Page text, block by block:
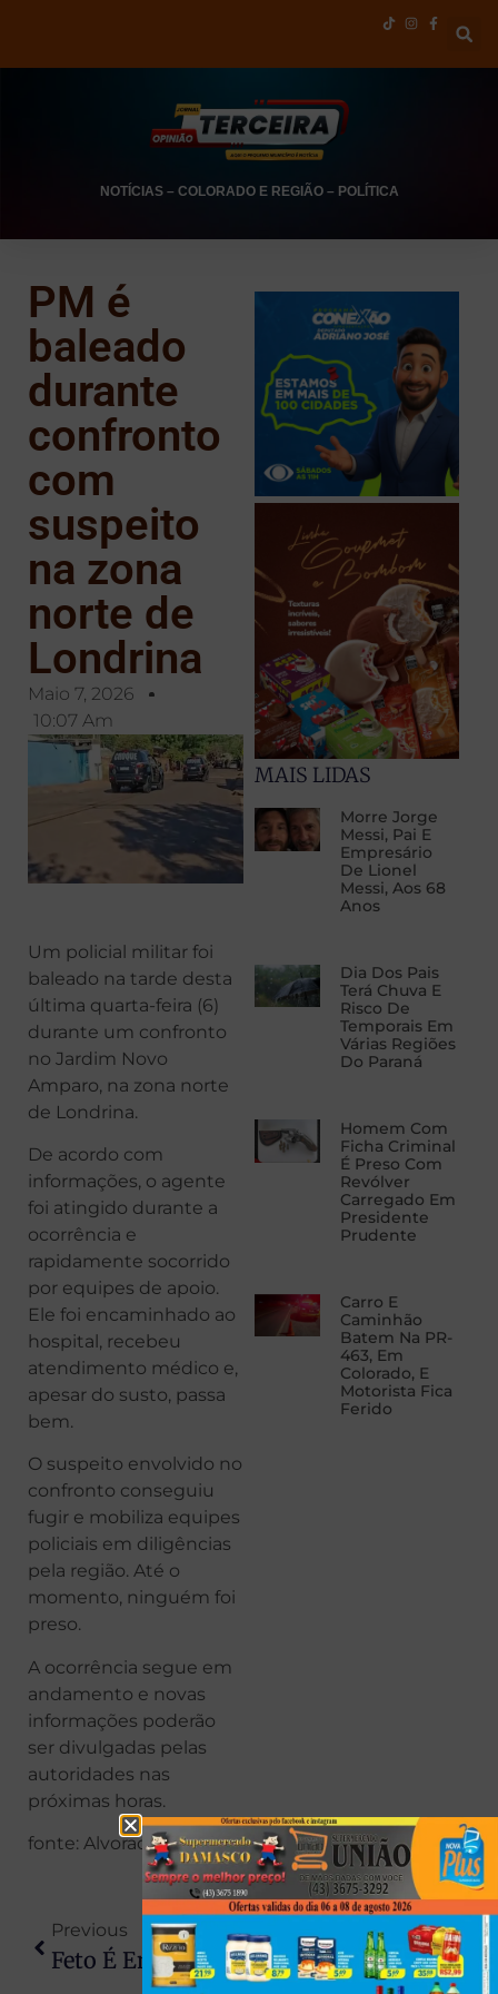
NOTÍCIAS– COLORADO E REGIÃO– POLÍTICA
PM é
baleado
durante
confronto
com
suspeito
na zona
norte de
Londrina
Maio 7, 2026
10:07 Am
Um policial militar foi
baleado na tarde desta
última quarta-feira (6)
durante um confronto
no Jardim Novo
Amparo, na zona norte
de Londrina.
De acordo com
informações, o agente
foi atingido durante a
ocorrência e
rapidamente socorrido
por equipes de apoio.
Ele foi encaminhado ao
hospital, recebeu
atendimento médico e,
apesar do susto, passa
bem.
O suspeito envolvido no
confronto conseguiu
fugir e mobiliza equipes
policiais em diligências
pela região. Até o
momento, ninguém foi
preso.
A ocorrência segue em
andamento e novas
informações poderão
ser divulgadas pelas
autoridades nas
próximas horas.
fonte: Alvorada News
MAIS LIDAS
Morre Jorge
Messi, Pai E
Empresário
De Lionel
Messi, Aos 68
Anos
Dia Dos Pais
Terá Chuva E
Risco De
Temporais Em
Várias Regiões
Do Paraná
Homem Com
Ficha Criminal
É Preso Com
Revólver
Carregado Em
Presidente
Prudente
Carro E
Caminhão
Batem Na PR-
463, Em
Colorado, E
Motorista Fica
Ferido
Previous
Feto É Encontrado Em Estação De Tratamento De Esgoto Em Sarandi
Next
Piloto Paranaense Morre Após Queda De Avião Agrícola Durante Pulverização Em Minas Gerais